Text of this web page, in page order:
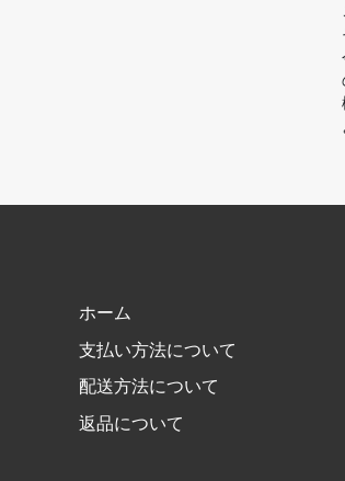
ホーム
支払い方法について
配送方法について
返品について